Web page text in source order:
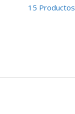
15 Productos